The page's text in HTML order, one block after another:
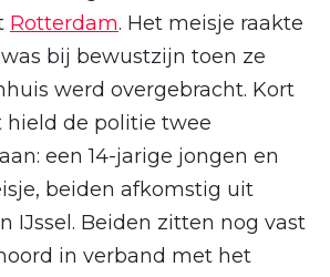
Rotterdam. Het meisje raakte
bij bewustzijn toen ze
werd overgebracht. Kort
hield de politie twee
een 14-jarige jongen en
beiden afkomstig uit
IJssel. Beiden zitten nog vast
in verband met het